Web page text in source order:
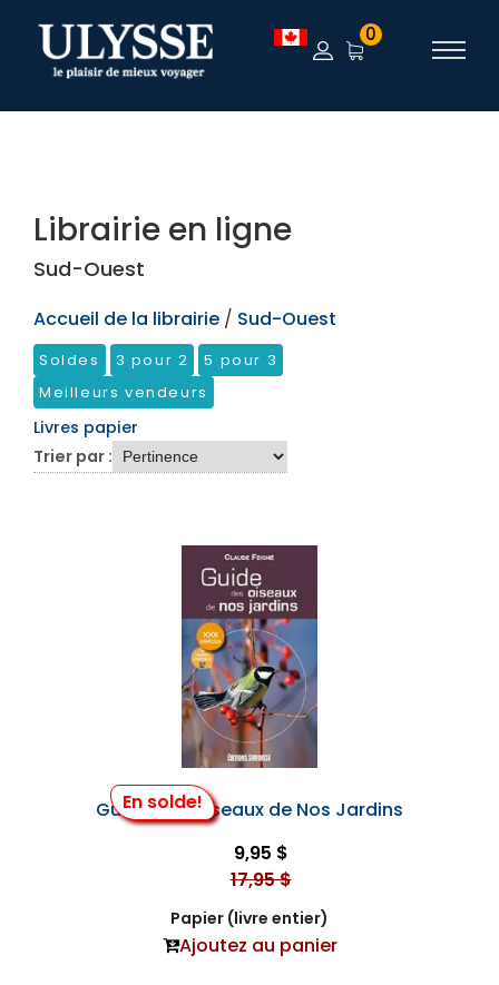
TEST 0
Librairie en ligne
Sud-Ouest
Accueil de la librairie / Sud-Ouest
Soldes 3 pour 2
5 pour 3
Meilleurs vendeurs
Livres papier
Trier par :
En solde!
Guide des Oiseaux de Nos Jardins
9,95 $
17,95 $
Papier (livre entier)
Ajoutez au panier